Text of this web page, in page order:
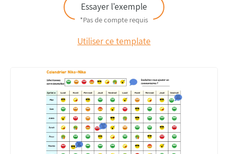
Essayer l'exemple
*Pas de compte requis
Utiliser ce template